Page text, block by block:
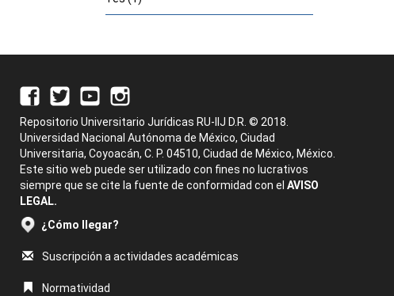
Repositorio Universitario Jurídicas RU-IIJ D.R. © 2018.
Universidad Nacional Autónoma de México, Ciudad
Universitaria, Coyoacán, C. P. 04510, Ciudad de México, México.
Este sitio web puede ser utilizado con fines no lucrativos
siempre que se cite la fuente de conformidad con el AVISO
LEGAL.
¿Cómo llegar?
Suscripción a actividades académicas
Normatividad